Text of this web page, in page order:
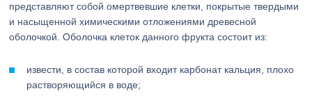
представляют собой омертвевшие клетки, покрытые твердыми
и насыщенной химическими отложениями древесной
оболочкой. Оболочка клеток данного фрукта состоит из:
извести, в состав которой входит карбонат кальция, плохо
растворяющийся в воде;